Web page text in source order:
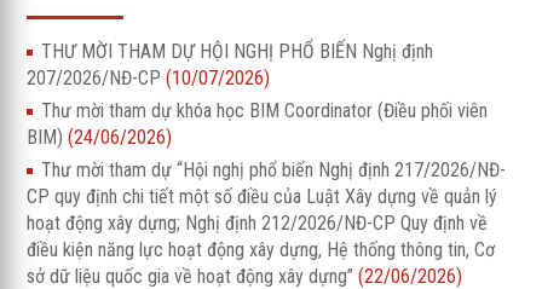
THƯ MỜI THAM DỰ HỘI NGHỊ PHỔ BIẾN Nghị định
207/2026/NĐ-CP(10/07/2026)
Thư mời tham dự khóa học BIM Coordinator (Điều phối viên
BIM)(24/06/2026)
Thư mời tham dự “Hội nghị phổ biến Nghị định 217/2026/NĐ-
CP quy định chi tiết một số điều của Luật Xây dựng về quản lý
hoạt động xây dựng; Nghị định 212/2026/NĐ-CP Quy định về
điều kiện năng lực hoạt động xây dựng, Hệ thống thông tin, Cơ
sở dữ liệu quốc gia về hoạt động xây dựng”(22/06/2026)